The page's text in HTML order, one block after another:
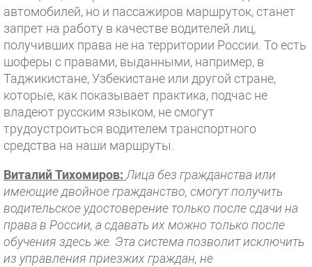
автомобилей, но и пассажиров маршруток, станет
запрет на работу в качестве водителей лиц,
получивших права не на территории России. То есть
шоферы с правами, выданными, например, в
Таджикистане, Узбекистане или другой стране,
которые, как показывает практика, подчас не
владеют русским языком, не смогут
трудоустроиться водителем транспортного
средства на наши маршруты.
Виталий Тихомиров: Лица без гражданства или
имеющие двойное гражданство, смогут получить
водительское удостоверение только после сдачи на
права в России, а сдавать их можно только после
обучения здесь же. Эта система позволит исключить
из управления приезжих граждан, не